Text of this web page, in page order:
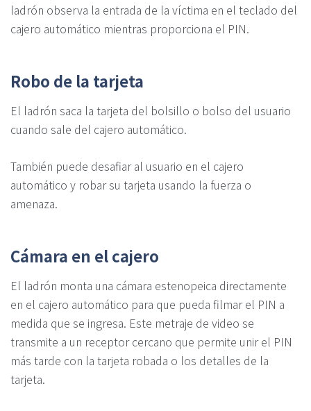
ladrón observa la entrada de la víctima en el teclado del
cajero automático mientras proporciona el PIN.
Robo de la tarjeta
El ladrón saca la tarjeta del bolsillo o bolso del usuario
cuando sale del cajero automático.
También puede desafiar al usuario en el cajero
automático y robar su tarjeta usando la fuerza o
amenaza.
Cámara en el cajero
El ladrón monta una cámara estenopeica directamente
en el cajero automático para que pueda filmar el PIN a
medida que se ingresa. Este metraje de video se
transmite a un receptor cercano que permite unir el PIN
más tarde con la tarjeta robada o los detalles de la
tarjeta.